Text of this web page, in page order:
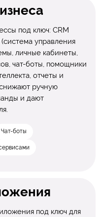
под ключ: CRM
управления
личные кабинеты,
чат-боты, помощники
отчеты и
ручную
и дают
Чат-боты
под ключ для